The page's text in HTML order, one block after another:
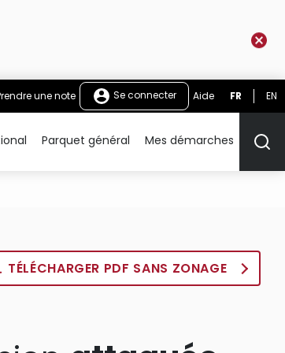
une note Se connecter Aide FR EN
Parquet général Mes démarches
TÉLÉCHARGER PDF SANS ZONAGE